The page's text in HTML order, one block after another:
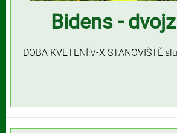
Bidens -
DOBA KVETENÍ:V-X